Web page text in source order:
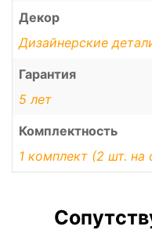
Декор
Дизайнерские
Гарантия
5 лет
Комплектность
1 комплект (2 шт. на